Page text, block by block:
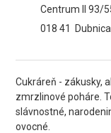
Centrum II 93/
018 41
Cukráreň - zákusky,
zmrzlinové poháre.
slávnostné,
ovocné.